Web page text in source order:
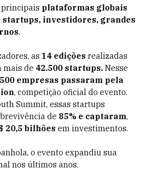
principais plataformas globais
startups, investidores, grandes
.
as 14 edições realizadas
mais de 42.500 startups. Nesse
empresas passaram pela
, competição oficial do evento.
Summit, essas startups
de 85% e captaram,
20,5 bilhões em investimentos.
o evento expandiu sua
nos últimos anos.